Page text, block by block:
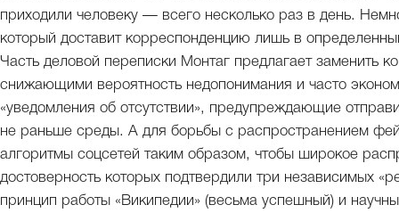
приходили человеку — всего несколько раз в день.
который доставит корреспонденцию лишь в
Часть деловой переписки Монтаг предлагает заменить
снижающими вероятность недопонимания и часто
«уведомления об отсутствии», предупреждающие
не раньше среды. А для борьбы с распространением
алгоритмы соцсетей таким образом, чтобы широкое
достоверность которых подтвердили три независимых
принцип работы «Википедии» (весьма успешный) и